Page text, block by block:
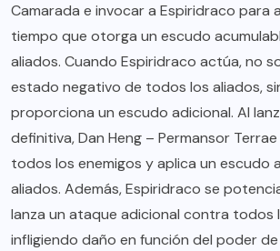
Camarada e invocar a Espiridraco para
tiempo que otorga un escudo
aliados. Cuando Espiridraco actúa, no
estado negativo de todos los aliados,
proporciona un escudo adicional. Al
definitiva, Dan Heng – Permansor
todos los enemigos y aplica un escudo
aliados. Además, Espiridraco se
lanza un ataque adicional contra todos
infligiendo daño en función del poder